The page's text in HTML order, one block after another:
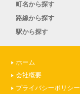
町名から探す
路線から探す
駅から探す
ホーム
会社概要
プライバシーポリシー